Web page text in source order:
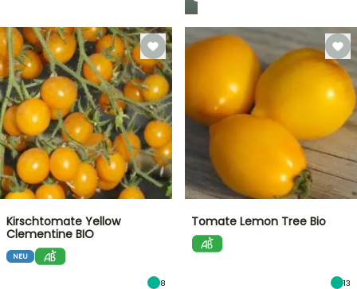
Kirschtomate Yellow
Clementine BIO
NEU
8
Tomate Lemon Tree Bio
13